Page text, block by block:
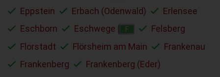
Eppstein
Erbach (Odenwald)
Erlensee
Eschborn
Eschwege F
Felsberg
Florstadt
Flörsheim am Main
Frankenau
Frankenberg
Frankenberg (Eder)